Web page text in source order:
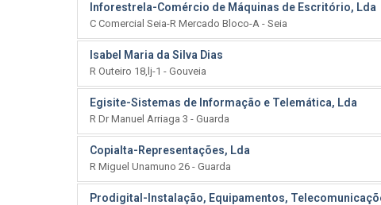
Inforestrela-Comércio de Máquinas de Escritório, Lda
C Comercial Seia-R Mercado Bloco-A - Seia
Isabel Maria da Silva Dias
R Outeiro 18,lj-1 - Gouveia
Egisite-Sistemas de Informação e Telemática, Lda
R Dr Manuel Arriaga 3 - Guarda
Copialta-Representações, Lda
R Miguel Unamuno 26 - Guarda
Prodigital-Instalação, Equipamentos,